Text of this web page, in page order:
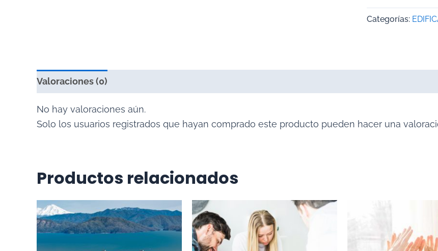
Categorías:
Valoraciones (0)
No hay valoraciones aún.
Solo los usuarios registrados que hayan comprado este producto pueden hacer una
Productos relacionados